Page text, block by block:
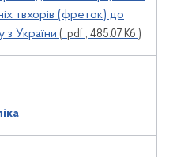
твхорів (фреток) до
України ( .pdf , 485.07 Кб )